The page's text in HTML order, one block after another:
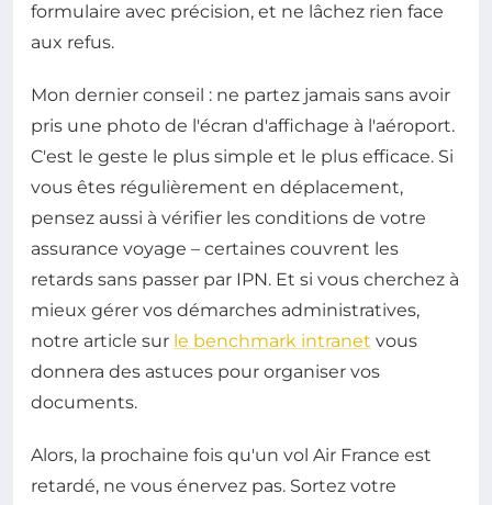
formulaire avec précision, et ne lâchez rien face
aux refus.
Mon dernier conseil : ne partez jamais sans avoir
pris une photo de l'écran d'affichage à l'aéroport.
C'est le geste le plus simple et le plus efficace. Si
vous êtes régulièrement en déplacement,
pensez aussi à vérifier les conditions de votre
assurance voyage – certaines couvrent les
retards sans passer par IPN. Et si vous cherchez à
mieux gérer vos démarches administratives,
notre article sur le benchmark intranet vous
donnera des astuces pour organiser vos
documents.
Alors, la prochaine fois qu'un vol Air France est
retardé, ne vous énervez pas. Sortez votre